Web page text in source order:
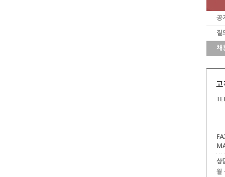
공
질
채